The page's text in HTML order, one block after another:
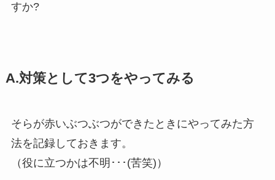
すか?
A.対策として3つをやってみる
そらが赤いぶつぶつができたときにやってみた方
法を記録しておきます。
（役に立つかは不明･･･(苦笑)）